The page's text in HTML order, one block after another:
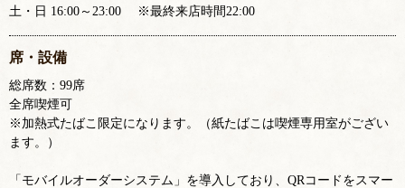
土・日 16:00～23:00 ※最終来店時間22:00
席・設備
総席数：99席
全席喫煙可
※加熱式たばこ限定になります。（紙たばこは喫煙専用室がござい
ます。）
「モバイルオーダーシステム」を導入しており、QRコードをスマー